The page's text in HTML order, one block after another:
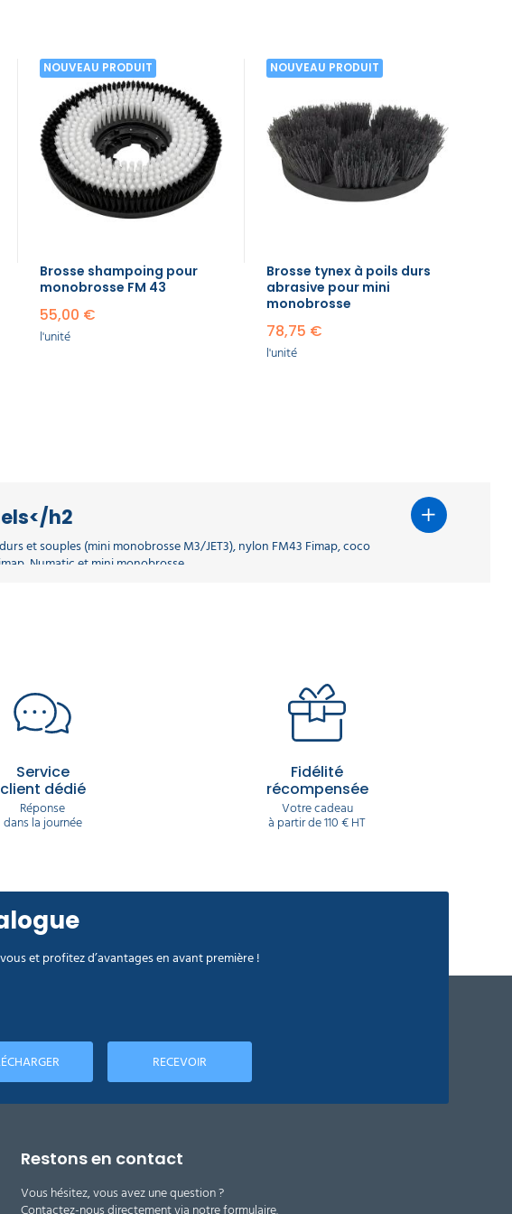
NOUVEAU PRODUIT
Brosse shampoing pour
monobrosse FM 43
55,00 €
l'unité
NOUVEAU PRODUIT
Brosse tynex à poils durs
abrasive pour mini
monobrosse
78,75 €
l'unité
h2
et souples (mini monobrosse M3/JET3), nylon FM43 Fimap, coco
Numatic et mini monobrosse.
Service
client dédié
Réponse
dans la journée
Fidélité
récompensée
Votre cadeau
à partir de 110 € HT
et profitez d’avantages en avant première !
RECEVOIR
Restons en contact
Vous hésitez, vous avez une question ?
Contactez-nous directement via notre formulaire.